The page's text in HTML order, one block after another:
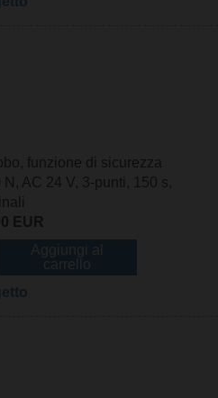
funzione di sicurezza
AC 24 V, 3-punti, 150 s,
EUR